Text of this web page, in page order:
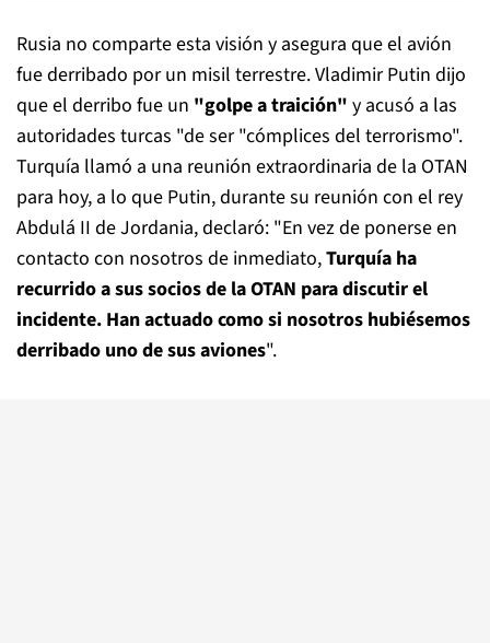
Rusia no comparte esta visión y asegura que el avión
fue derribado por un misil terrestre. Vladimir Putin dijo
que el derribo fue un "golpe a traición" y acusó a las
autoridades turcas "de ser "cómplices del terrorismo".
Turquía llamó a una reunión extraordinaria de la OTAN
para hoy, a lo que Putin, durante su reunión con el rey
Abdulá II de Jordania, declaró: "En vez de ponerse en
contacto con nosotros de inmediato,Turquía ha
recurrido a sus socios de la OTAN para discutir el
incidente. Han actuado como si nosotros hubiésemos
derribado uno de sus aviones".